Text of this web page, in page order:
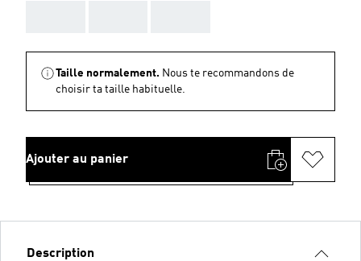
Taille normalement. Nous te recommandons de
choisir ta taille habituelle.
Ajouter au panier
Description